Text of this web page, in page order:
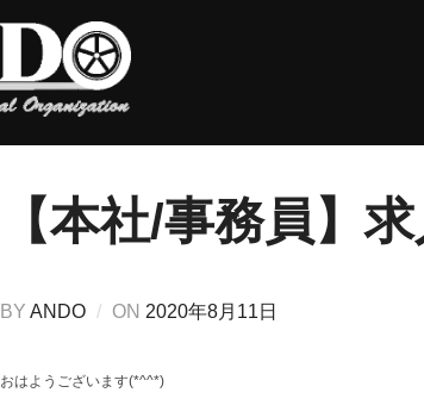
【本社/事務員】
BY ANDO ON 投
日:
2020年8月11日
おはようございます(*^^*)